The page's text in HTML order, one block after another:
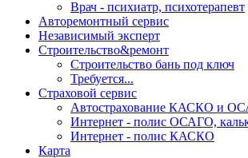
Врач - психиатр, психотерапевт
Авторемонтный сервис
Независимый эксперт
Строительство&ремонт
Строительство бань под ключ
Требуется...
Страховой сервис
Автострахование КАСКО и
Интернет - полис ОСАГО,
Интернет - полис КАСКО
Карта